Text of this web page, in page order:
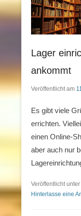
Lager
ankommt
Veröffentlicht am
Es gibt viele
errichten.
einen Online-
aber auch nur
Veröffentlicht unter
Hinterlasse eine